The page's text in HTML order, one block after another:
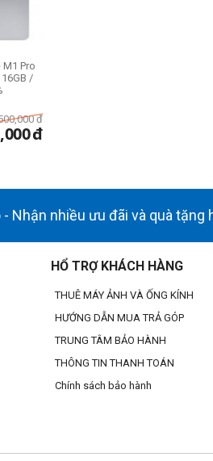
Pro
/
đ
đ
- Nhận nhiều ưu đãi và quà tặng
HỔ TRỢ KHÁCH HÀNG
THUÊ MÁY ẢNH VÀ ỐNG KÍNH
HƯỚNG DẪN MUA TRẢ GÓP
TRUNG TÂM BẢO HÀNH
THÔNG TIN THANH TOÁN
Chính sách bảo hành